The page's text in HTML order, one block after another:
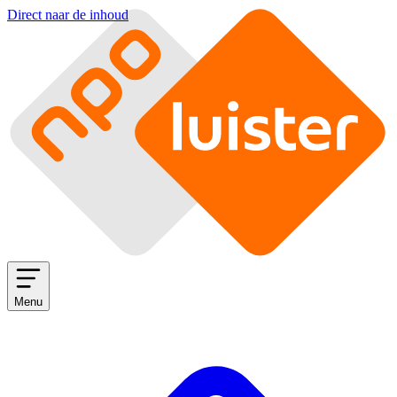
Direct naar de inhoud
Menu